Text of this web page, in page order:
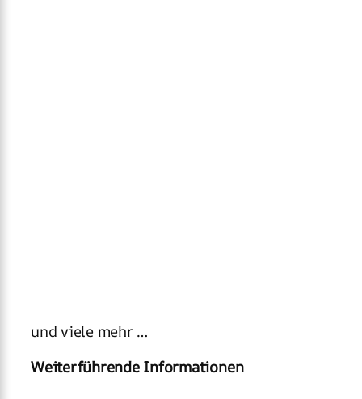
und viele mehr …
Weiterführende Informationen